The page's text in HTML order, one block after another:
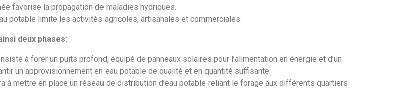
favorise la propagation de maladies hydriques.
potable limite les activités agricoles, artisanales et commerciales.
deux phases:
à forer un puits profond, équipé de panneaux solaires pour l’alimentation en énergie et d’un
un approvisionnement en eau potable de qualité et en quantité suffisante.
à mettre en place un réseau de distribution d’eau potable reliant le forage aux différents quartiers